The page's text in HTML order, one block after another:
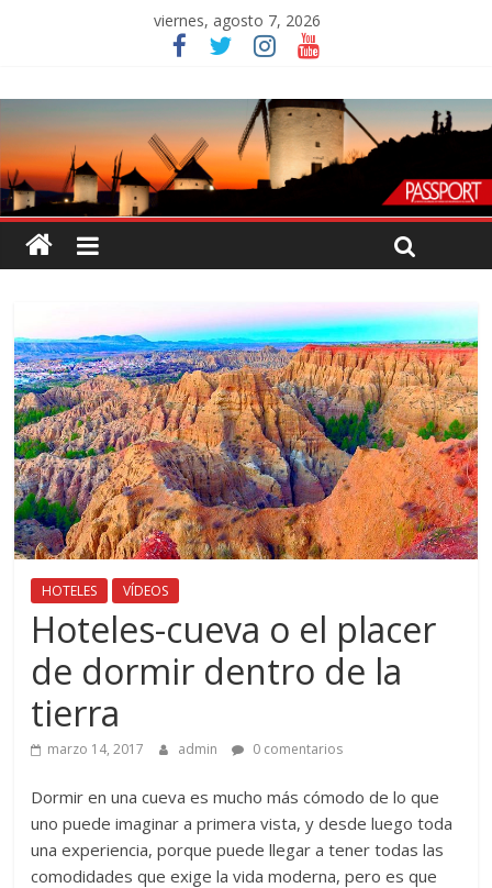
viernes, agosto 7, 2026
HOTELES VÍDEOS
Hoteles-cueva o el placer
de dormir dentro de la
tierra
marzo 14, 2017 admin 0 comentarios
Dormir en una cueva es mucho más cómodo de lo que
uno puede imaginar a primera vista, y desde luego toda
una experiencia, porque puede llegar a tener todas las
comodidades que exige la vida moderna, pero es que